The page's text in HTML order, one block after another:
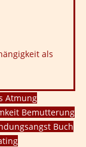
als
Atmung
Bemutterung
Buch